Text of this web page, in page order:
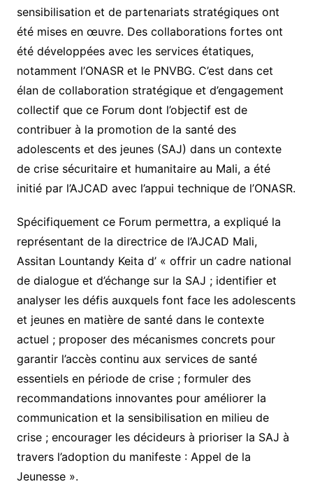
sensibilisation et de partenariats stratégiques ont
été mises en œuvre. Des collaborations fortes ont
été développées avec les services étatiques,
notamment l’ONASR et le PNVBG. C’est dans cet
élan de collaboration stratégique et d’engagement
collectif que ce Forum dont l’objectif est de
contribuer à la promotion de la santé des
adolescents et des jeunes (SAJ) dans un contexte
de crise sécuritaire et humanitaire au Mali, a été
initié par l’AJCAD avec l’appui technique de l’ONASR.
Spécifiquement ce Forum permettra, a expliqué la
représentant de la directrice de l’AJCAD Mali,
Assitan Lountandy Keita d’ « offrir un cadre national
de dialogue et d’échange sur la SAJ ; identifier et
analyser les défis auxquels font face les adolescents
et jeunes en matière de santé dans le contexte
actuel ; proposer des mécanismes concrets pour
garantir l’accès continu aux services de santé
essentiels en période de crise ; formuler des
recommandations innovantes pour améliorer la
communication et la sensibilisation en milieu de
crise ; encourager les décideurs à prioriser la SAJ à
travers l’adoption du manifeste : Appel de la
Jeunesse ».